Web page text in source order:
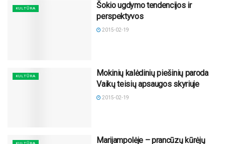
KULTŪRA
Šokio ugdymo tendencijos ir
perspektyvos
2015-02-19
KULTŪRA
Mokinių kalėdinių piešinių paroda
Vaikų teisių apsaugos skyriuje
2015-02-19
Marijampolėje – prancūzų kūrėjų